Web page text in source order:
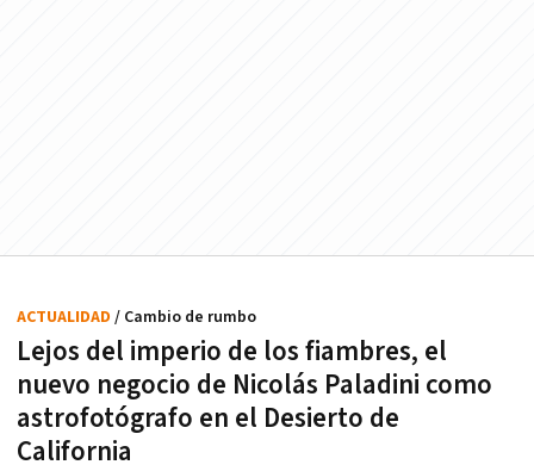
Lejos del imperio de los fiambres, el
nuevo negocio de Nicolás Paladini como
astrofotógrafo en el Desierto de
California
ACTUALIDAD / Cambio de rumbo